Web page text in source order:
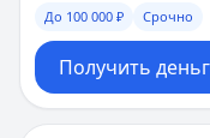
До 100 000 ₽ Срочно
Получить